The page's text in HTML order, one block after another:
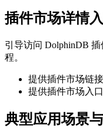
插件市场详情
引导访问 DolphinDB
程。
提供插件市场链
提供插件市场入
典型应用场景